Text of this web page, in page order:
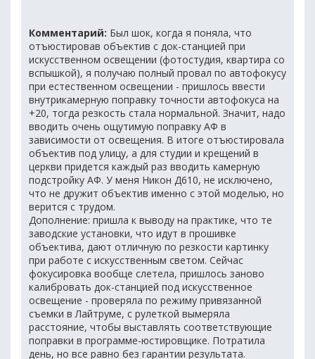
Комментарий: Был шок, когда я поняла, что
отъюстировав объектив с док-станцией при
искусственном освещении (фотостудия, квартира со
вспышкой), я получаю полный провал по автофокусу
при естественном освещении - пришлось ввести
внутрикамерную поправку точности автофокуса на
+20, тогда резкость стала нормальной. Значит, надо
вводить очень ощутимую поправку АФ в
зависимости от освещения. В итоге отъюстировала
объектив под улицу, а для студии и крещений в
церкви придется каждый раз вводить камерную
подстройку АФ. У меня Никон Д610, не исключено,
что не дружит объектив именно с этой моделью, но
верится с трудом.
Дополнение: пришла к выводу на практике, что те
заводские установки, что идут в прошивке
объектива, дают отличную по резкости картинку
при работе с искусственным светом. Сейчас
фокусировка вообще слетела, пришлось заново
калибровать док-станцией под искусственное
освещение - проверяла по режиму привязанной
съемки в Лайтруме, с рулеткой вымеряла
расстояние, чтобы выставлять соответствующие
поправки в программе-юстировщике. Потратила
день, но все равно без гарантии результата.